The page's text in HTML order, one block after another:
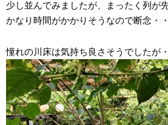
少し並んでみましたが、まったく列が
かなり時間がかかりそうなので断念・・
憧れの川床は気持ち良さそうでしたが・